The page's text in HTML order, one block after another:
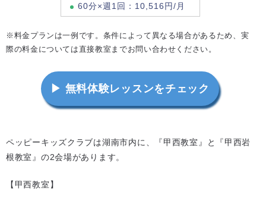
60分×週1回：10,516円/月
※料金プランは一例です。条件によって異なる場合があるため、実
際の料金については直接教室までお問い合わせください。
▶ 無料体験レッスンをチェック
ペッピーキッズクラブは湖南市内に、『甲西教室』と『甲西岩
根教室』の2会場があります。
【甲西教室】